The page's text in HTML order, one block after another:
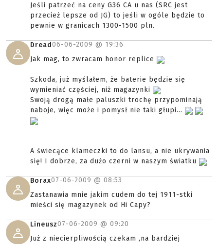
Jeśli patrzeć na ceny G36 CA u nas (SRC jest
przecież lepsze od JG) to jeśli w ogóle będzie to
pewnie w granicach 1300-1500 pln.
Dread06-06-2009 @ 19:36
Jak mag, to zwracam honor replice
Szkoda, już myślałem, że baterie będzie się
wymieniać częściej, niż magazynki
Swoją drogą małe paluszki trochę przypominają
naboje, więc może i pomysł nie taki głupi...
A świecące klameczki to do lansu, a nie ukrywania
się! I dobrze, za dużo czerni w naszym światku
Borax07-06-2009 @ 08:53
Zastanawia mnie jakim cudem do tej 1911-stki
mieści się magazynek od Hi Capy?
Lineusz07-06-2009 @ 09:20
Już z niecierpliwością czekam ,na bardziej